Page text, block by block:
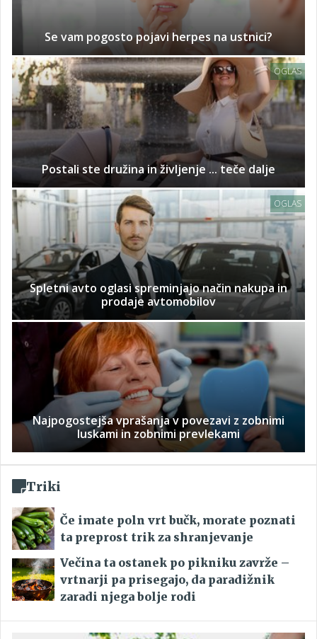
Se vam pogosto pojavi herpes na ustnici?
OGLAS
Postali ste družina in življenje ... teče dalje
OGLAS
Spletni avto oglasi spreminjajo način nakupa in
prodaje avtomobilov
Najpogostejša vprašanja v povezavi z zobnimi
luskami in zobnimi prevlekami
Triki
Če imate poln vrt bučk, morate poznati
ta preprost trik za shranjevanje
Večina ta ostanek po pikniku zavrže –
vrtnarji pa prisegajo, da paradižnik
zaradi njega bolje rodi